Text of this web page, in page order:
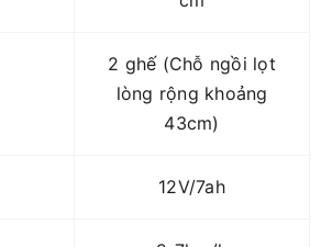
2 ghế (Chỗ ngồi lọt
lòng rộng khoảng
43cm)
12V/7ah